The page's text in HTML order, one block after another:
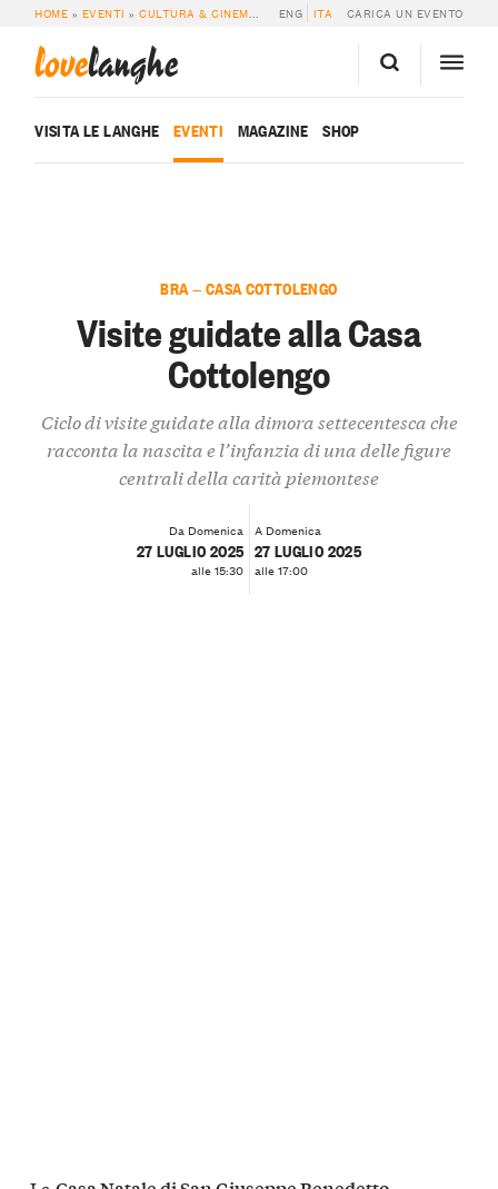
HOME » EVENTI »CULTURA & CINEMA » VISITE GUIDATE ALLA CASA
ENG ITA CARICA UN EVENTO
lovelanghe
VISITA LE LANGHE EVENTI MAGAZINE SHOP
BRA — CASA COTTOLENGO
Visite guidate alla Casa
Cottolengo
Ciclo di visite guidate alla dimora settecentesca che
racconta la nascita e l’infanzia di una delle figure
centrali della carità piemontese
Da Domenica
27 LUGLIO 2025
alle 15:30
A Domenica
27 LUGLIO 2025
alle 17:00